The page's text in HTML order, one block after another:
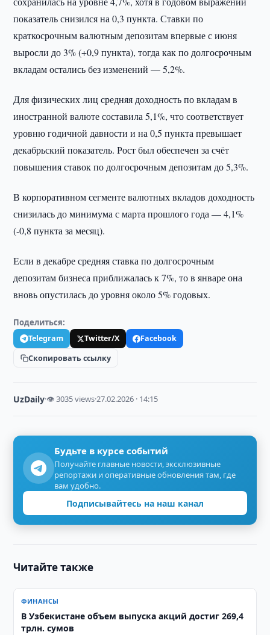
показатель снизился на 0,3 пункта. Ставки по
краткосрочным валютным депозитам впервые с июня
выросли до 3% (+0,9 пункта), тогда как по долгосрочным
вкладам остались без изменений — 5,2%.
Для физических лиц средняя доходность по вкладам в
иностранной валюте составила 5,1%, что соответствует
уровню годичной давности и на 0,5 пункта превышает
декабрьский показатель. Рост был обеспечен за счёт
повышения ставок по долгосрочным депозитам до 5,3%.
В корпоративном сегменте валютных вкладов доходность
снизилась до минимума с марта прошлого года — 4,1%
(-0,8 пункта за месяц).
Если в декабре средняя ставка по долгосрочным
депозитам бизнеса приближалась к 7%, то в январе она
вновь опустилась до уровня около 5% годовых.
Поделиться:
Telegram Twitter/X
Facebook
Скопировать ссылку
UzDaily·👁 3035 views·27.02.2026 · 14:15
Будьте в курсе событий
Получайте главные новости, эксклюзивные
репортажи и оперативные обновления там, где
вам удобно.
Подписывайтесь на наш канал
Читайте также
ФИНАНСЫ
​​​​​​​В Узбекистане объем выпуска акций достиг 269,4
трлн. сумов